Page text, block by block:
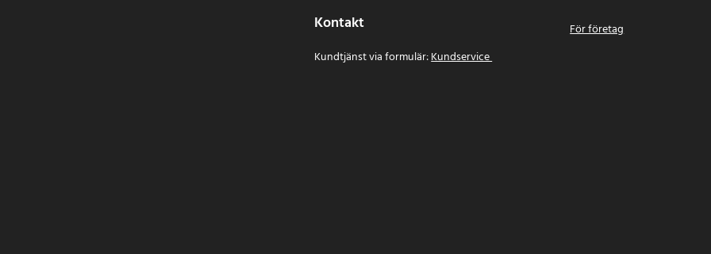
Kontakt
Kundtjänst via formulär:Kundservice
För företag